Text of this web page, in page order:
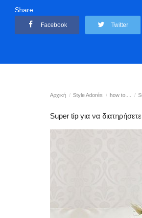
Share
Facebook Twitter
Αρχική Style Adorés how to....
Super tip για να